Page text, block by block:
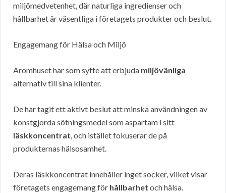
miljömedvetenhet, där naturliga ingredienser och
hållbarhet är väsentliga i företagets produkter och beslut.
Engagemang för Hälsa och Miljö
Aromhuset har som syfte att erbjuda miljövänliga
alternativ till sina klienter.
De har tagit ett aktivt beslut att minska användningen av
konstgjorda sötningsmedel som aspartam i sitt
läskkoncentrat, och istället fokuserar de på
produkternas hälsosamhet.
Deras läskkoncentrat innehåller inget socker, vilket visar
företagets engagemang för hållbarhet och hälsa.